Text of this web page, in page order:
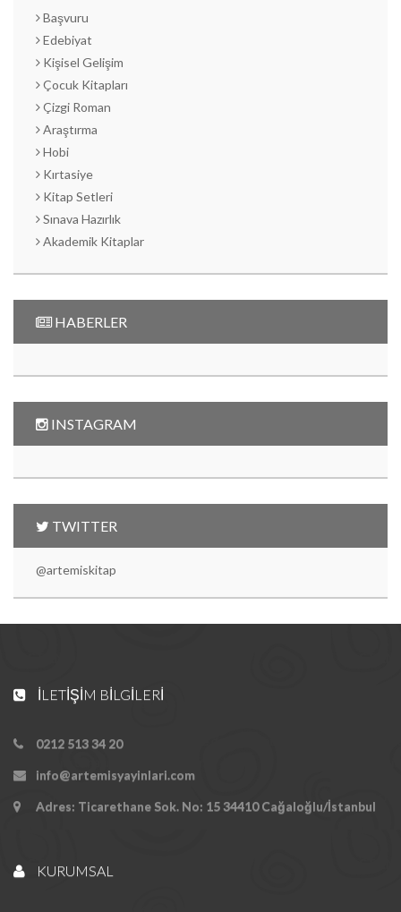
Başvuru
Edebiyat
Kişisel Gelişim
Çocuk Kitapları
Çizgi Roman
Araştırma
Hobi
Kırtasiye
Kitap Setleri
Sınava Hazırlık
Akademik Kitaplar
HABERLER
INSTAGRAM
TWITTER
@artemiskitap
İLETIŞIM BILGILERI
0212 513 34 20
info@artemisyayinlari.com
Adres: Ticarethane Sok. No: 15 34410 Cağaloğlu/İstanbul
KURUMSAL